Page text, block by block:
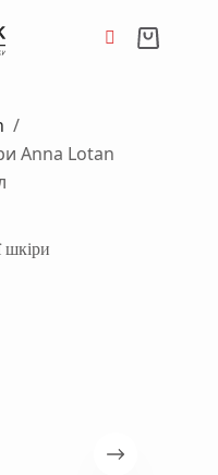
Кошик
/
Anna Lotan